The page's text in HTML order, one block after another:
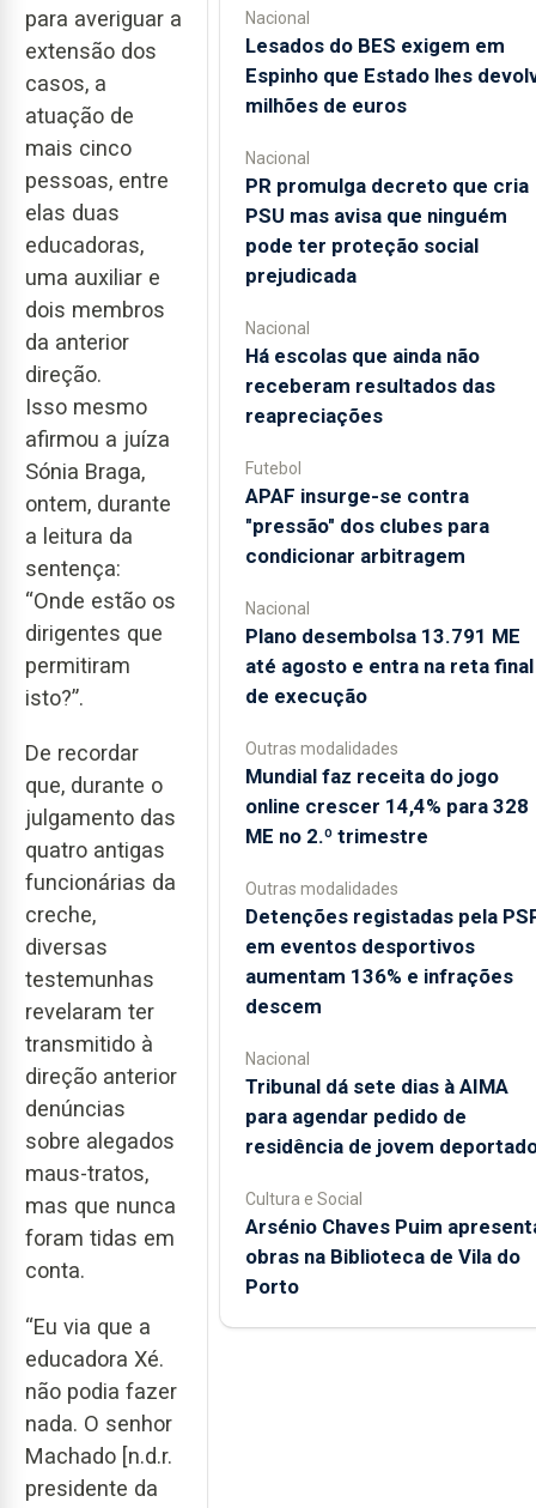
para averiguar a
extensão dos
casos, a
atuação de
mais cinco
pessoas, entre
elas duas
educadoras,
uma auxiliar e
dois membros
da anterior
direção.
Isso mesmo
afirmou a juíza
Sónia Braga,
ontem, durante
a leitura da
sentença:
“Onde estão os
dirigentes que
permitiram
isto?”.
De recordar
que, durante o
julgamento das
quatro antigas
funcionárias da
creche,
diversas
testemunhas
revelaram ter
transmitido à
direção anterior
denúncias
sobre alegados
maus-tratos,
mas que nunca
foram tidas em
conta.
“Eu via que a
educadora Xé.
não podia fazer
nada. O senhor
Machado [n.d.r.
presidente da
Nacional
Lesados do BES exigem em
Espinho que Estado lhes
milhões de euros
Nacional
PR promulga decreto que cria
PSU mas avisa que ninguém
pode ter proteção social
prejudicada
Nacional
Há escolas que ainda não
receberam resultados das
reapreciações
Futebol
APAF insurge-se contra
"pressão" dos clubes para
condicionar arbitragem
Nacional
Plano desembolsa 13.791 ME
até agosto e entra na reta final
de execução
Outras modalidades
Mundial faz receita do jogo
online crescer 14,4% para 328
ME no 2.º trimestre
Outras modalidades
Detenções registadas pela
em eventos desportivos
aumentam 136% e infrações
descem
Nacional
Tribunal dá sete dias à AIMA
para agendar pedido de
residência de jovem
Cultura e Social
Arsénio Chaves Puim
obras na Biblioteca de Vila do
Porto